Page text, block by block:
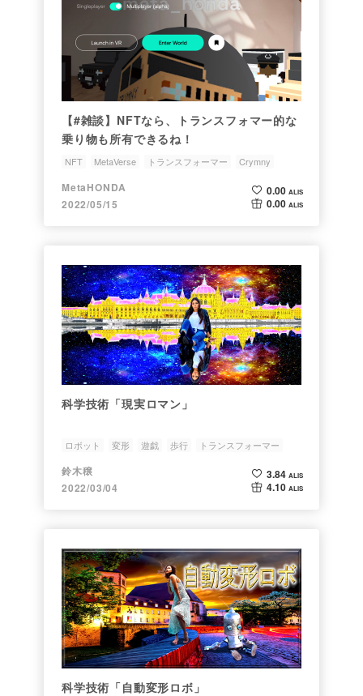
【#雑談】NFTなら、トランスフォマー的な
乗り物も所有できるね！
NFT MetaVerse トランスフォーマー Crymny
MetaHONDA
2022/05/15
0.00 ALIS
0.00 ALIS
科学技術「現実ロマン」
ロボット 変形 遊戯 歩行 トランスフォーマー
鈴木穣
2022/03/04
3.84 ALIS
4.10 ALIS
科学技術「自動変形ロボ」